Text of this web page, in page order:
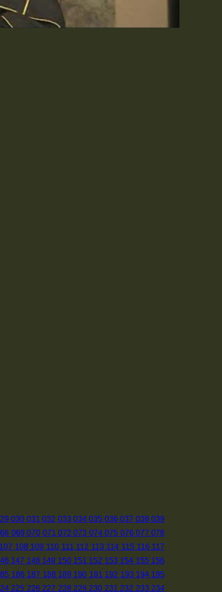
030 031 032 033 034 035 036 037 038 039
069 070 071 072 073 074 075 076 077 078
108 109 110 111 112 113 114 115 116 117
147 148 149 150 151 152 153 154 155 156
186 187 188 189 190 191 192 193 194 195
225 226 227 228 229 230 231 232 233 234